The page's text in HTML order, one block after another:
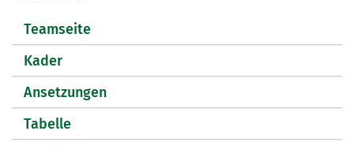
Teamseite
Kader
Ansetzungen
Tabelle